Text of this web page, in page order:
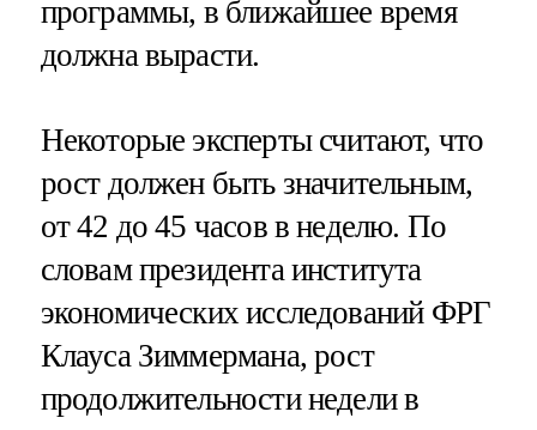
программы, в ближайшее время
должна вырасти.
Некоторые эксперты считают, что
рост должен быть значительным,
от 42 до 45 часов в неделю. По
словам президента института
экономических исследований ФРГ
Клауса Зиммермана, рост
продолжительности недели в